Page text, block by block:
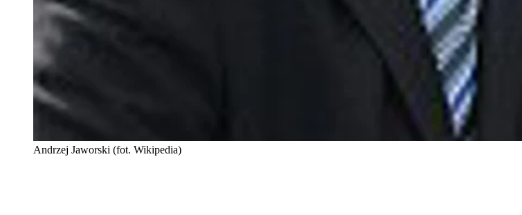
Andrzej Jaworski (fot. Wikipedia)